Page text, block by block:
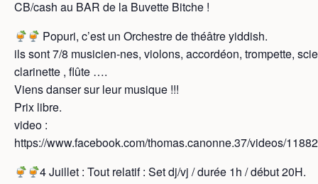
CB/cash au BAR de la Buvette Bitche !
Popuri, c’est un Orchestre de théâtre yiddish.
ils sont 7/8 musicien-nes, violons, accordéon, trompette,
clarinette , flûte ….
Viens danser sur leur musique !!!
Prix libre.
video :
https://www.facebook.com/thomas.canonne.37/videos/
4 Juillet : Tout relatif : Set dj/vj / durée 1h / début 20H.